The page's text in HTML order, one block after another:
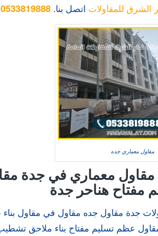
للمقاولات اتصل بنا.0533819888
مقاول معماري جده
معماري في جدة
مفتاح هناحر جدة
جدة مقاول جده مقاول في مقاول
عظم تسليم مفتاح بناء ملاحق